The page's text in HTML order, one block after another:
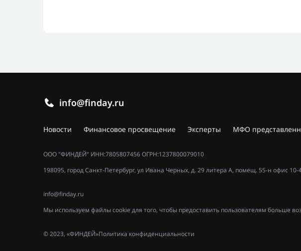
info@finday.ru
Новости Финансовое просвещение Эксперты МФО
ООО "ФИНДЕЙ" ИНН:7805807456 ОГРН:1237800079010
198095, город Санкт-Петербург, ул Ивана Черных, д. 29 литера А, помещ. 55-н офис 10-
info@finday.ru
Мы используем файлы cookie для того, чтобы предоставить пользователям больше
Политика конфиденциальности
© 2023, «ФИНДЕЙ»